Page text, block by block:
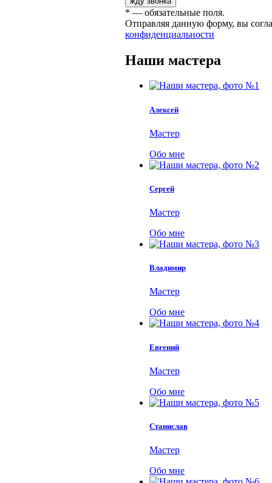
* — обязательные поля.
Отправляя данную форму, вы
конфиденциальности
Наши мастера
Алексей
Мастер
Обо мне
Сергей
Мастер
Обо мне
Владимир
Мастер
Обо мне
Евгений
Мастер
Обо мне
Станислав
Мастер
Обо мне